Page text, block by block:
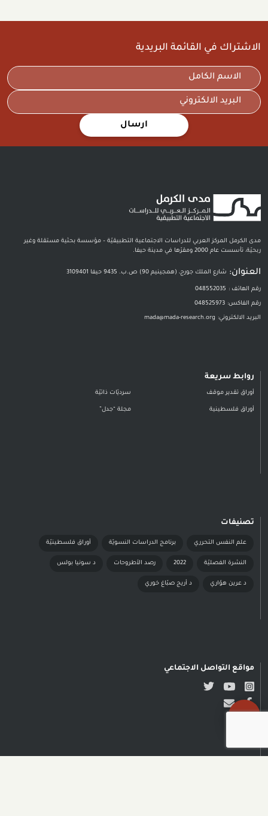
الاشتراك في القائمة البريدية
ارسال
مدى الكرمل المركز العربي للدراسات الاجتماعية التطبيقيّة – مؤسسة بحثية مستقلة وغير
ربحيّة، تأسست عام 2000 ومقرّها في مدينة حيفا.
العنوان: شارع الملك جورج، (همجينيم 90) ص.ب. 9435 حيفا 3109401
رقم الهاتف : 048552035
رقم الفاكس: 048525973
البريد الالكتروني: mada@mada-research.org
روابط سريعة
أوراق تقدير موقف سرديّات ذاتيّة
أوراق فلسطينية مجلة “جدل”
تصنيفات
علم النفس التحرري برنامج الدراسات النسويّة أوراق فلسطينيّة
النشرة الفصليّة 2022 رصد الأطروحات د سونيا بولس
د عرين هوّاري د أريج صبّاغ خوري
مواقع التواصل الاجتماعي